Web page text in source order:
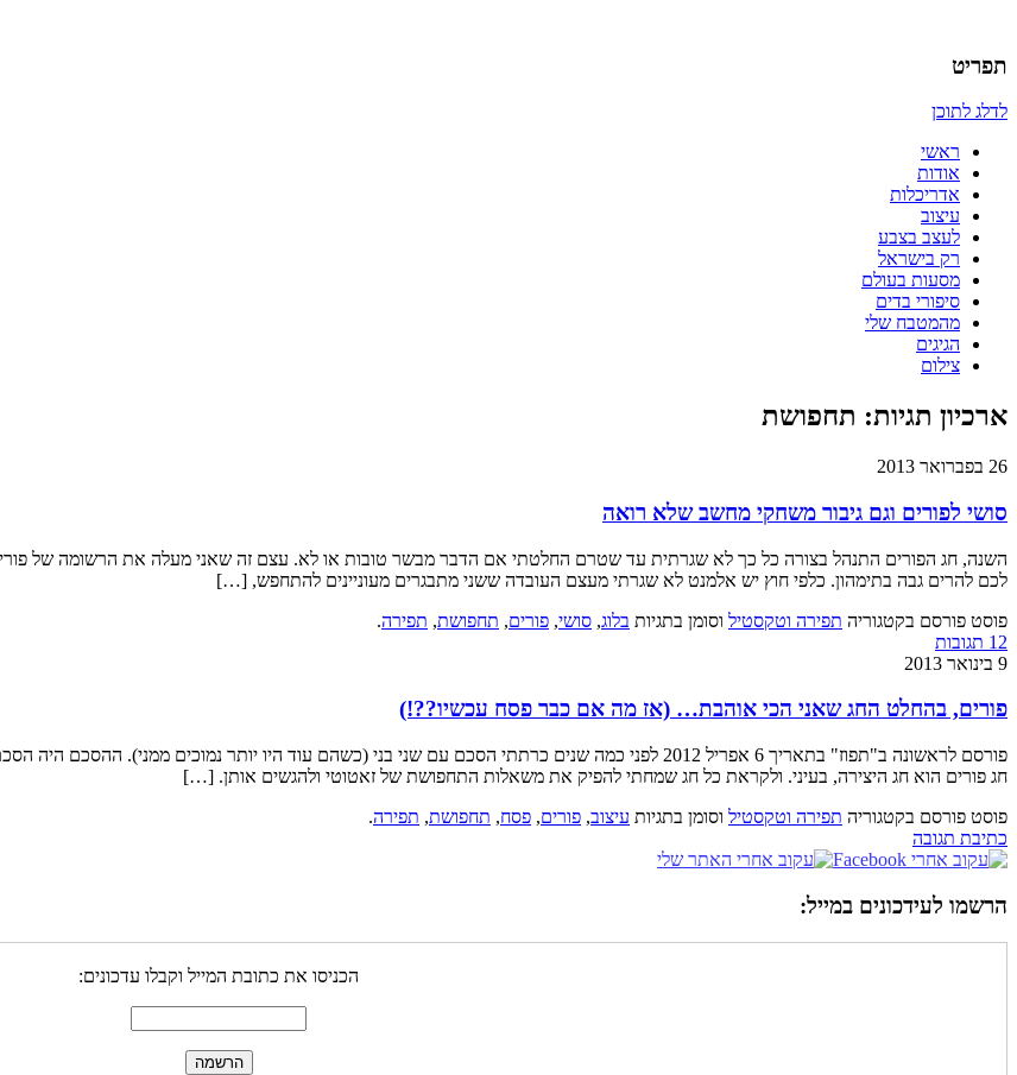
כמו אויר לנשימה – בלוג של אדריכלית
תפריט
לדלג לתוכן
ראשי
אודות
אדריכלות
עיצוב
לעצב בצבע
רק בישראל
מסעות בעולם
סיפורי בדים
מהמטבח שלי
הגיגים
צילום
ארכיון תגיות: תחפושת
26 בפברואר 2013
סושי לפורים וגם גיבור משחקי מחשב שלא רואה
השנה, חג הפורים התנהל בצורה כל כך לא שגרתית עד שטרם החלטתי אם הדבר מבשר טובות או לא. עצם זה שאני מעלה את הרשומה של
לכם להרים גבה בתימהון. כלפי חוץ יש אלמנט לא שגרתי מעצם העובדה ששני מתבגרים מעוניינים להתחפש, […]
פוסט פורסם בקטגוריה תפירה וטקסטיל וסומן בתגיות בלוג, סושי, פורים, תחפושת, תפירה.
12 תגובות
9 בינואר 2013
פורים, בהחלט החג שאני הכי אוהבת… (אז מה אם כבר פסח עכשיו??!)
חג פורים הוא חג היצירה, בעיני. ולקראת כל חג שמחתי להפיק את משאלות התחפושת של זאטוטי ולהגשים אותן. […]
פוסט פורסם בקטגוריה תפירה וטקסטיל וסומן בתגיות עיצוב, פורים, פסח, תחפושת, תפירה.
כתיבת תגובה
הרשמו לעידכונים במייל:
הכניסו את כתובת המייל וקבלו עדכונים: